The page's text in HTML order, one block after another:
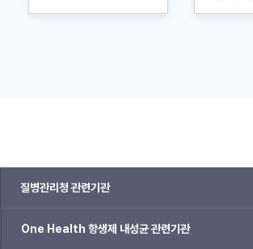
질병관리청 관련기관
One Health 항생제 내성균 관련기관